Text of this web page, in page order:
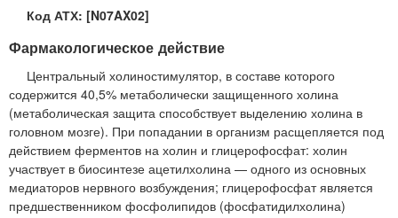
Код АТХ: [N07AX02]
Фармакологическое действие
Центральный холиностимулятор, в составе которого
содержится 40,5% метаболически защищенного холина
(метаболическая защита способствует выделению холина в
головном мозге). При попадании в организм расщепляется под
действием ферментов на холин и глицерофосфат: холин
участвует в биосинтезе ацетилхолина — одного из основных
медиаторов нервного возбуждения; глицерофосфат является
предшественником фосфолипидов (фосфатидилхолина)